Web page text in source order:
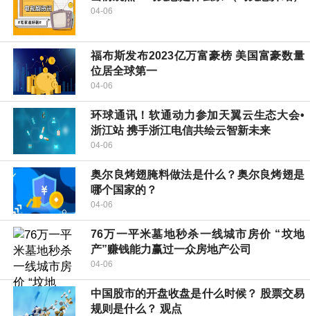
04-06
福布斯发布2023亿万富豪榜 美国富豪数量
位居全球第一
04-06
环球通讯！软通动力参加天翼云生态大会•
浙江站 携手浙江电信共绘云智新未来
04-06
奥尔良烤翅腌料做法是什么？奥尔良烤翅是
哪个国家的？
04-06
76万一平米墓地秒杀一线城市房价 “坟地
产”赚钱能力赢过一众房地产公司
04-06
中国股市的开盘收盘是什么时候？ 股票交易
规则是什么？ 观点